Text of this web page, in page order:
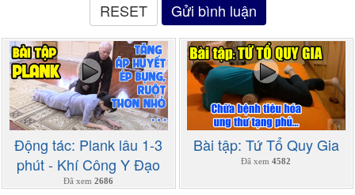
Động tác: Plank lâu 1-3
phút - Khí Công Y Đạo
Đã xem2686
Bài tập: Tứ Tổ Quy Gia
Đã xem4582